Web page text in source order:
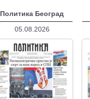
Политика Београд
05.08.2026